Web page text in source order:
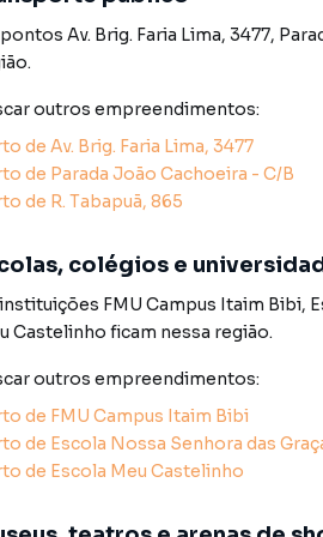
e Andares Imóveis tem mais opções
terrenos, lojas e barracões para
ou lançamentos na planta em
milhares de ofertas para encontrar
seu imóvel de forma totalmente
você consegue comprar ou alugar
inovadoras para simplificar a
seu imóvel! É fácil, rápido e gratuito!
diversas cidades do Brasil,
e Andares Imóveis você consegue
tradicionais. Já vendemos e
Isso porque temos uma equipe de
Av. Brig. Faria Lima, 3477,
outros empreendimentos:
de Av. Brig. Faria Lima, 3477
de Parada João Cachoeira - C/B
de R. Tabapuã, 865
colégios e
FMU Campus Itaim Bibi,
Castelinho ficam nessa região.
outros empreendimentos:
de FMU Campus Itaim Bibi
de Escola Nossa Senhora das
de Escola Meu Castelinho